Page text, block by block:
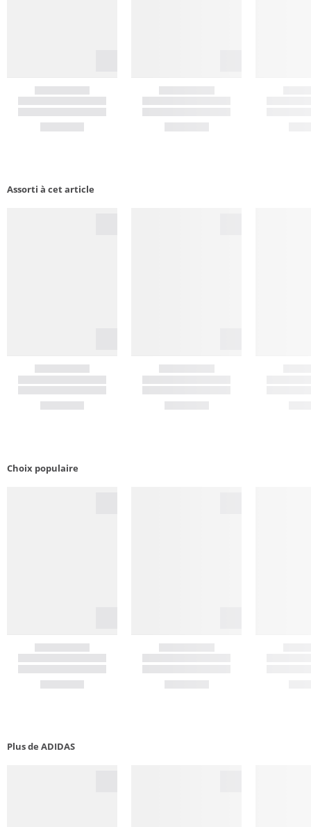
Assorti à cet article
Choix populaire
Plus de ADIDAS